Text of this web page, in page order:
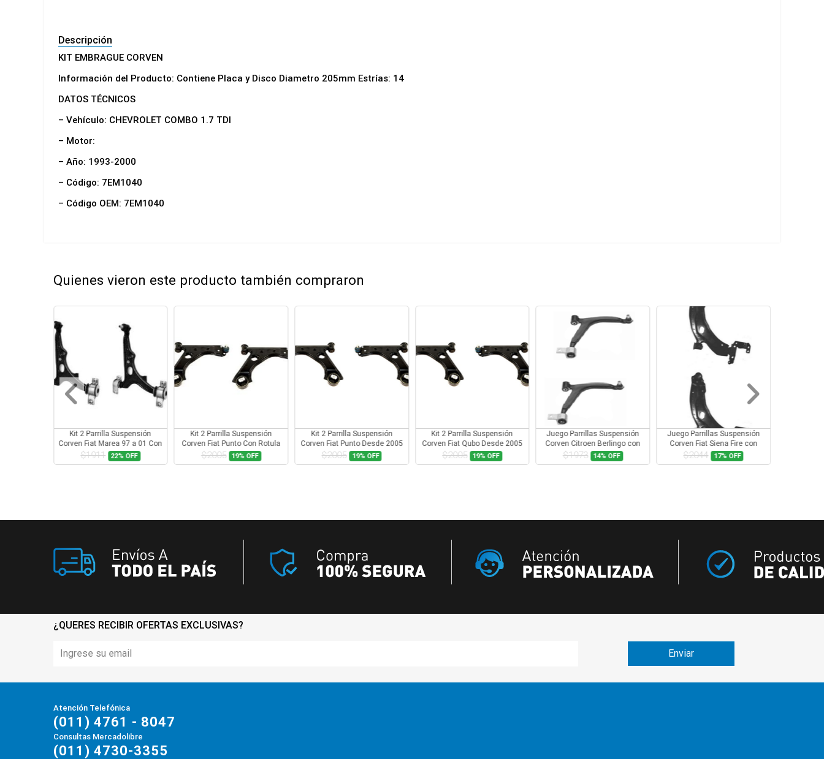
Descripción
KIT EMBRAGUE CORVEN
Información del Producto: Contiene Placa y Disco Diametro 205mm Estrías: 14
DATOS TÉCNICOS
– Vehículo: CHEVROLET COMBO 1.7 TDI
– Motor:
– Año: 1993-2000
– Código: 7EM1040
– Código OEM: 7EM1040
Quienes vieron este producto también compraron
Kit 2 Parrilla Suspensión
Corven Fiat Marea 97 a 01 Con
Rotula
$1911 22% OFF
Kit 2 Parrilla Suspensión
Corven Fiat Punto Con Rotula
$2005 19% OFF
Kit 2 Parrilla Suspensión
Corven Fiat Punto Desde 2005
Con Rotula
$2005 19% OFF
Kit 2 Parrilla Suspensión
Corven Fiat Qubo Desde 2005
Con Rotula
$2005 19% OFF
Juego Parrillas Suspensión
Corven Citroen Berlingo con
Rotula
$1973 14% OFF
Juego Parrillas Suspensión
Corven Fiat Siena Fire con
Rotula
$2044 17% OFF
¿QUERES RECIBIR OFERTAS EXCLUSIVAS?
Atención Telefónica
(011) 4761 - 8047
Consultas Mercadolibre
(011) 4730-3355